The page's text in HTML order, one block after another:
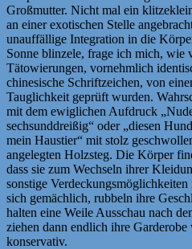
Großmutter. Nicht mal ein
an einer exotischen Stelle
unauffällige Integration in die
Sonne blinzele, frage ich mich, wie
Tätowierungen, vornehmlich
chinesische Schriftzeichen, von
Tauglichkeit geprüft wurden.
mit dem ewiglichen Aufdruck
sechsunddreißig“ oder „diesen
mein Haustier“ mit stolz
angelegten Holzsteg. Die Körper
dass sie zum Wechseln ihrer
sonstige
sich gemächlich, rubbeln ihre
halten eine Weile Ausschau nach
ziehen dann endlich ihre
konservativ.